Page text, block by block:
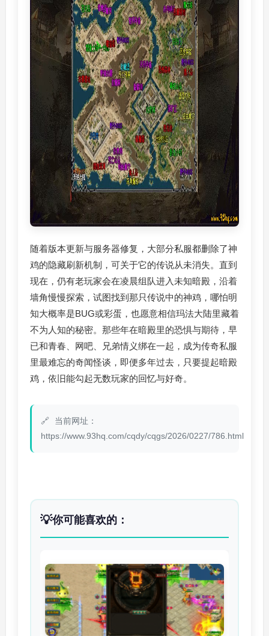
随着版本更新与服务器修复，大部分私服都删除了神
鸡的隐藏刷新机制，可关于它的传说从未消失。直到
现在，仍有老玩家会在凌晨组队进入未知暗殿，沿着
墙角慢慢探索，试图找到那只传说中的神鸡，哪怕明
知大概率是BUG或彩蛋，也愿意相信玛法大陆里藏着
不为人知的秘密。那些年在暗殿里的恐惧与期待，早
已和青春、网吧、兄弟情义绑在一起，成为传奇私服
里最难忘的奇闻怪谈，即便多年过去，只要提起暗殿
鸡，依旧能勾起无数玩家的回忆与好奇。
当前网址：
https://www.93hq.com/cqdy/cqgs/2026/0227/786.html
你可能喜欢的：